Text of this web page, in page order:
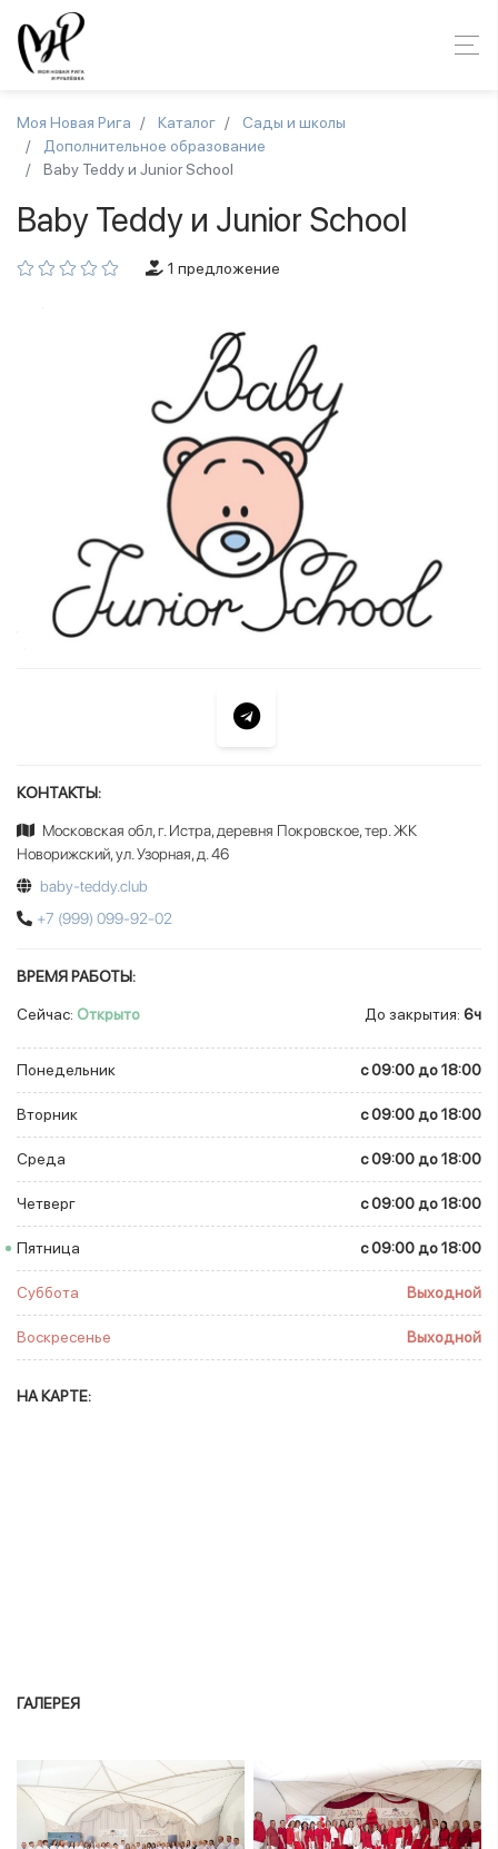
Моя Новая Рига Каталог
Сады и школы
Дополнительное образование
Baby Teddy и Junior School
Baby Teddy и Junior School
1 предложение
КОНТАКТЫ:
Московская обл, г. Истра, деревня Покровское, тер. ЖК
Новорижский, ул. Узорная, д. 46
baby-teddy.club
+7 (999) 099-92-02
ВРЕМЯ РАБОТЫ:
Сейчас: Открыто До закрытия: 6ч
Понедельник c 09:00 до 18:00
Вторник c 09:00 до 18:00
Среда c 09:00 до 18:00
Четверг c 09:00 до 18:00
Пятница c 09:00 до 18:00
Суббота Выходной
Воскресенье Выходной
НА КАРТЕ:
ГАЛЕРЕЯ